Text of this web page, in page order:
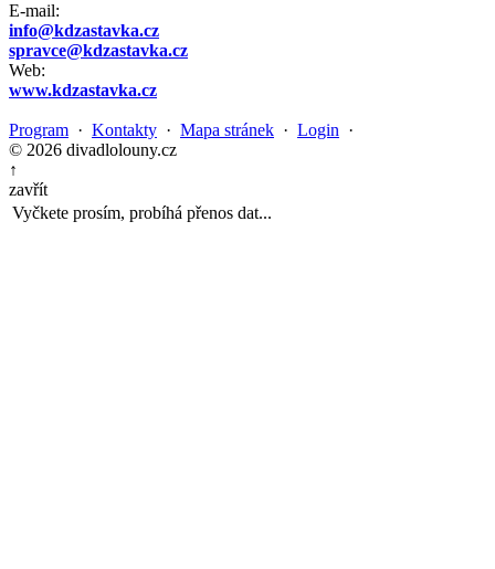
E-mail:
info@kdzastavka.cz
spravce@kdzastavka.cz
Web:
www.kdzastavka.cz
Program · Kontakty · Mapa stránek · Login ·
© 2026 divadlolouny.cz
↑
zavřít
Vyčkete prosím, probíhá přenos dat...